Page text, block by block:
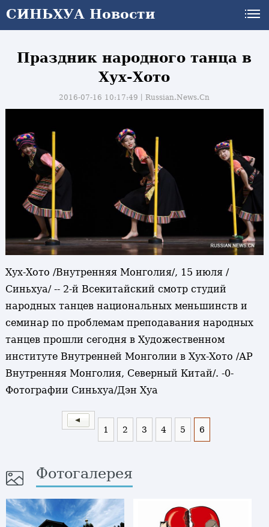
СИНЬХУА Новости
Праздник народного танца в
Хух-Хото
2016-07-16 10:17:49丨Russian.News.Cn
Хух-Хото /Внутренняя Монголия/, 15 июля /
Синьхуа/ -- 2-й Всекитайский смотр студий
народных танцев национальных меньшинств и
семинар по проблемам преподавания народных
танцев прошли сегодня в Художественном
институте Внутренней Монголии в Хух-Хото /АР
Внутренняя Монголия, Северный Китай/. -0-
Фотографии Синьхуа/Дэн Хуа
1 2 3 4 5 6
Фотогалерея